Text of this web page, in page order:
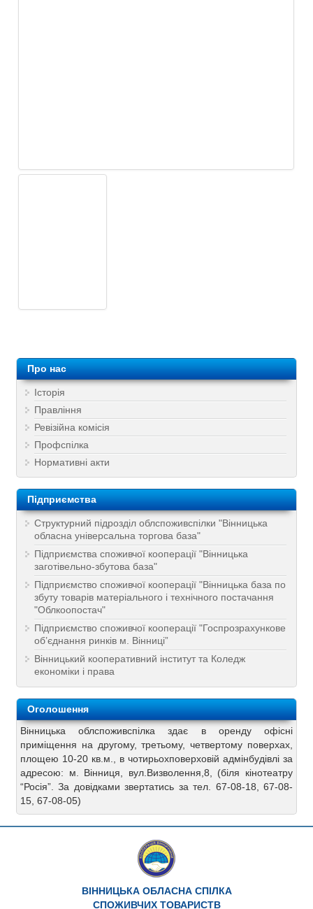
Про нас
Історія
Правління
Ревізійна комісія
Профспілка
Нормативні акти
Підприємства
Структурний підрозділ облспоживспілки "Вінницька
обласна універсальна торгова база"
Підприємства споживчої кооперації "Вінницька
заготівельно-збутова база"
Підприємство споживчої кооперації "Вінницька база по
збуту товарів матеріального і технічного постачання
"Облкоопостач"
Підприємство споживчої кооперації "Госпрозрахункове
об’єднання ринків м. Вінниці”
Вінницький кооперативний інститут та Коледж
економіки і права
Оголошення
Вінницька облспоживспілка здає в оренду офісні
приміщення на другому, третьому, четвертому поверхах,
площею 10-20 кв.м., в чотирьохповерховій адмінбудівлі за
адресою: м. Вінниця, вул.Визволення,8, (біля кінотеатру
“Росія”. За довідками звертатись за тел. 67-08-18, 67-08-
15, 67-08-05)
ВІННИЦЬКА ОБЛАСНА СПІЛКА
СПОЖИВЧИХ ТОВАРИСТВ